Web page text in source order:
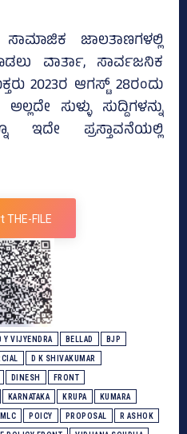
ಜಾಲತಾಣಗಳಲ್ಲಿ
ವಾರ್ತಾ, ಸಾರ್ವಜನಿಕ
2023ರ ಆಗಸ್ಟ್‌ 28ರಂದು
ಸುಳ್ಳು ಸುದ್ದಿಗಳನ್ನು
ಇದೇ ಪ್ರಸ್ತಾವನೆಯಲ್ಲಿ
THE-FILE
Y VIJYENDRA BELLAD BJP
D K SHIVAKUMAR
DINESH FRONT
KARNATAKA KRUPA KUMARA
MLC POICY PROPOSAL R ASHOK